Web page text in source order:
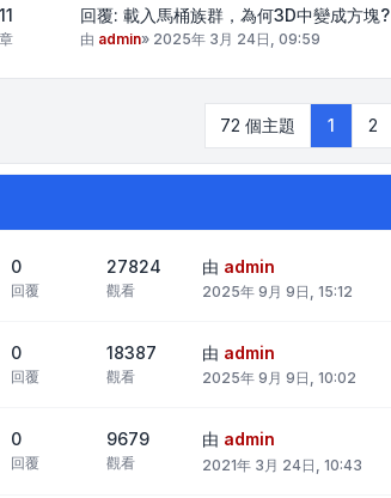
回覆: 載入馬桶族群，為何3D中變成方塊?
由 admin» 2025年 3月 24日, 09:59
72 個主題 1 2
0
回覆
27824
觀看
由 admin
2025年 9月 9日, 15:12
0
回覆
18387
觀看
由 admin
2025年 9月 9日, 10:02
0
回覆
9679
觀看
由 admin
2021年 3月 24日, 10:43